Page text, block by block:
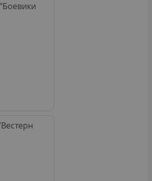
Боевики
Вестерн